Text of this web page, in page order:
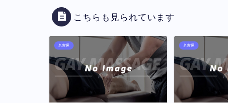
こちらも見られています
名古屋 名古屋